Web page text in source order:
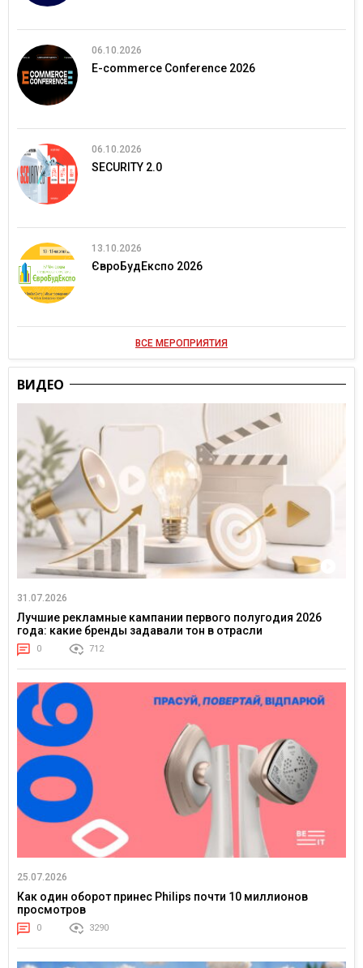
06.10.2026
E-commerce Conference 2026
06.10.2026
SECURITY 2.0
13.10.2026
ЄвроБудЕкспо 2026
ВСЕ МЕРОПРИЯТИЯ
ВИДЕО
31.07.2026
Лучшие рекламные кампании первого полугодия 2026
года: какие бренды задавали тон в отрасли
0 712
25.07.2026
Как один оборот принес Philips почти 10 миллионов
просмотров
0 3290